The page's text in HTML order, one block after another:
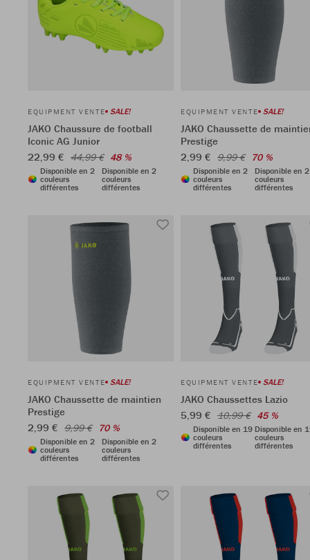
EQUIPMENT VENTE SALE!
JAKO Chaussure de football
Iconic AG Junior
22,99 € 44,99 € 48 %
Disponible en 2
couleurs
différentes
Disponible en 2
couleurs
différentes
EQUIPMENT VENTE SALE!
JAKO Chaussette de
Prestige
2,99 € 9,99 € 70 %
Disponible en 2
couleurs
différentes
Disponible en 2
couleurs
différentes
EQUIPMENT VENTE SALE!
JAKO Chaussette de maintien
Prestige
2,99 € 9,99 € 70 %
Disponible en 2
couleurs
différentes
Disponible en 2
couleurs
différentes
EQUIPMENT VENTE SALE!
JAKO Chaussettes Lazio
5,99 € 10,99 € 45 %
Disponible en 19
couleurs
différentes
Disponible en
couleurs
différentes